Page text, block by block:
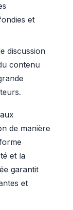
et
discussion
contenu
de manière
et la
garantit
et